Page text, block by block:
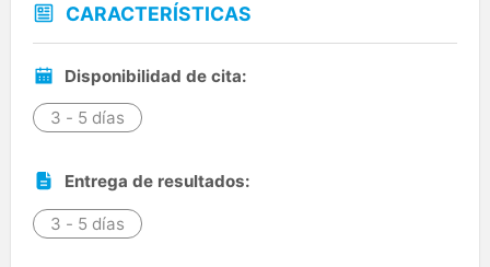
CARACTERÍSTICAS
Disponibilidad de cita:
3 - 5 días
Entrega de resultados:
3 - 5 días